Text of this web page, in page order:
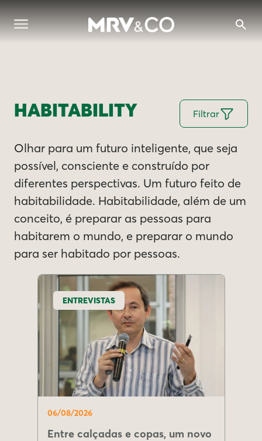
HABITABILITY Filtrar
Olhar para um futuro inteligente, que seja
possível, consciente e construído por
diferentes perspectivas. Um futuro feito de
habitabilidade. Habitabilidade, além de um
conceito, é preparar as pessoas para
habitarem o mundo, e preparar o mundo
para ser habitado por pessoas.
ENTREVISTAS
06/08/2026
Entre calçadas e copas, um novo